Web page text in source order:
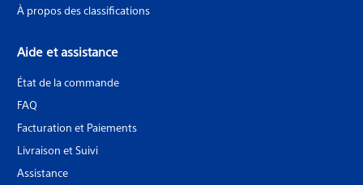
À propos des classifications
Aide et assistance
État de la commande
FAQ
Facturation et Paiements
Livraison et Suivi
Assistance